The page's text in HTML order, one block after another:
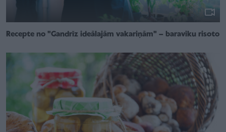
Recepte no "Gandrīz ideālajām vakariņām" – baraviku risoto